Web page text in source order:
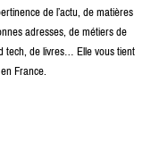
de l’actu, de matières
adresses, de métiers de
tech, de livres… Elle vous tient
France.